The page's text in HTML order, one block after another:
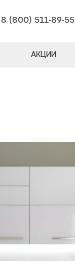
8 (800) 511-89-55
АКЦИИ